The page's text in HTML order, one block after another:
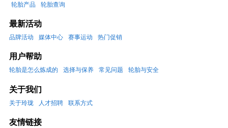
轮胎产品 轮胎查询
最新活动
品牌活动 媒体中心 赛事运动 热门促销
用户帮助
轮胎是怎么炼成的 选择与保养 常见问题 轮胎与安全
关于我们
关于玲珑 人才招聘 联系方式
友情链接